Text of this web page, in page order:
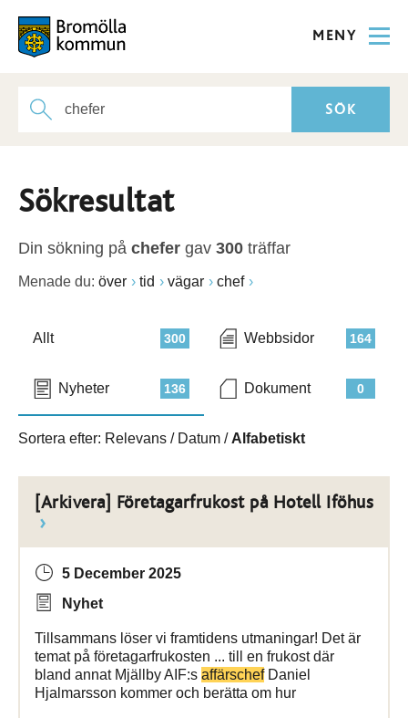
MENY
Sökresultat
Din sökning på chefer gav 300 träffar
Menade du: över tid vägar chef
300
Allt 164
Webbsidor
136
Nyheter 0
Dokument
Sortera efter: Relevans / Datum / Alfabetiskt
[Arkivera] Företagarfrukost på Hotell Iföhus
5 December 2025
Nyhet
Tillsammans löser vi framtidens utmaningar! Det är
temat på företagarfrukosten ... till en frukost där
bland annat Mjällby AIF:s affärschefDaniel
Hjalmarsson kommer och berätta om hur